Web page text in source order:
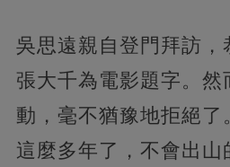
吳思遠親自登門拜訪，
張大千為電影題字。然
動，毫不猶豫地拒絕了
這麼多年了，不會出山